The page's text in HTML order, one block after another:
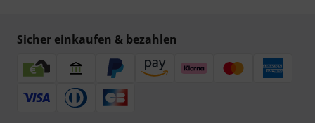
Sicher einkaufen & bezahlen